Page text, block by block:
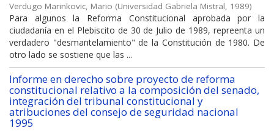
Verdugo Marinkovic, Mario (Universidad Gabriela Mistral, 1989)
Para algunos la Reforma Constitucional aprobada por la
ciudadanía en el Plebiscito de 30 de Julio de 1989, repreenta un
verdadero "desmantelamiento" de la Constitución de 1980. De
otro lado se sostiene que las ...
Informe en derecho sobre proyecto de reforma
constitucional relativo a la composición del senado,
integración del tribunal constitucional y
atribuciones del consejo de seguridad nacional
1995